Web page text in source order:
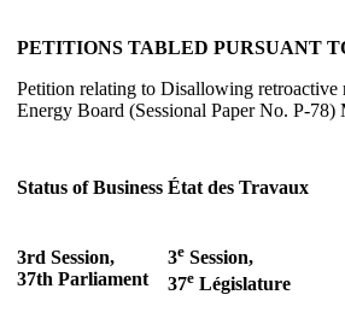
PETITIONS TABLED PURSUANT
Petition relating to Disallowing
Energy Board (Sessional Paper No. P-78)
Status of Business État des Travaux
3rd Session,
37th Parliament
3e Session,
37e Législature